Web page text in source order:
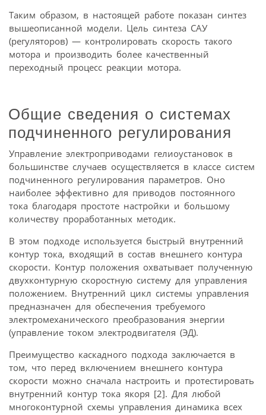
Таким образом, в настоящей работе показан синтез
вышеописанной модели. Цель синтеза САУ
(регуляторов) — контролировать скорость такого
мотора и производить более качественный
переходный процесс реакции мотора.
Общие сведения о системах
подчиненного регулирования
Управление электроприводами гелиоустановок в
большинстве случаев осуществляется в классе систем
подчиненного регулирования параметров. Оно
наиболее эффективно для приводов постоянного
тока благодаря простоте настройки и большому
количеству проработанных методик.
В этом подходе используется быстрый внутренний
контур тока, входящий в состав внешнего контура
скорости. Контур положения охватывает полученную
двухконтурную скоростную систему для управления
положением. Внутренний цикл системы управления
предназначен для обеспечения требуемого
электромеханического преобразования энергии
(управление током электродвигателя (ЭД).
Преимущество каскадного подхода заключается в
том, что перед включением внешнего контура
скорости можно сначала настроить и протестировать
внутренний контур тока якоря [2]. Для любой
многоконтурной схемы управления динамика всех